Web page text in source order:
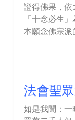
證得佛果，
「十念必生
本願念佛宗派
法會聖
如是我聞：